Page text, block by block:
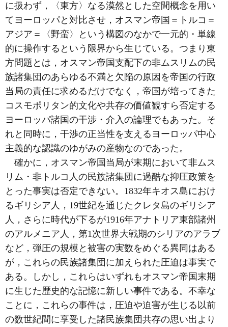
に扱わず，〈東方〉なる漠然とした空間概念を用い
てヨーロッパと対比させ，オスマン帝国＝トルコ＝
アジア＝〈野蛮〉という構図のなかで一元的・単線
的に操作するという限界から生じている。つまり東
方問題とは，オスマン帝国支配下の非ムスリムの民
族諸集団のあらゆる不満と欠陥の原因を帝国の行政
当局の責任に求めるだけでなく，帝国が培ってきた
コスモポリタン的文化や共存の価値観すら否定する
ヨーロッパ諸国の干渉・介入の論理でもあった。そ
れと同時に，干渉の正当性を支えるヨーロッパ中心
主義的な認識のゆがみの産物なのであった。
確かに，オスマン帝国当局が末期において非ムス
リム・非トルコ人の民族諸集団に過酷な抑圧政策を
とった事実は否定できない。1832年キオス島におけ
るギリシア人，19世紀を通じたクレタ島のギリシア
人，さらに時代が下るが1916年アナトリア東部諸州
のアルメニア人，第1次世界大戦期のシリアのアラブ
など，弾圧の規模と被害の実数をめぐる異同はある
が，これらの民族諸集団に加えられた圧迫は事実で
ある。しかし，これらはいずれもオスマン帝国末期
に生じた歴史的な記憶に新しい事件である。不幸な
ことに，これらの事件は，圧迫や迫害が生じる以前
の数世紀間に享受した諸民族集団共存の思い出より